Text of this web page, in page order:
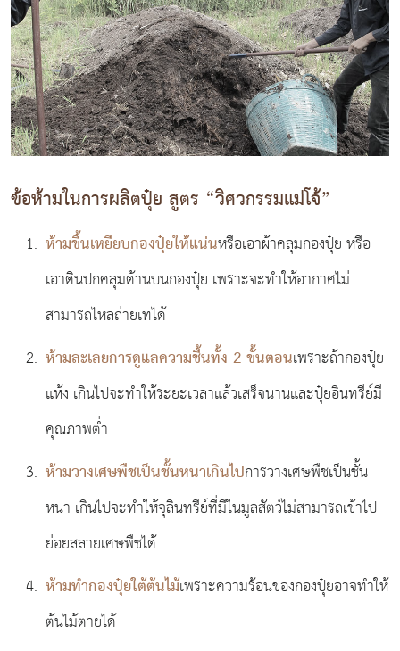
ข้อห้ามในการผลิตปุ๋ย สูตร “วิศวกรรมแม่โจ้”
ห้ามขึ้นเหยียบกองปุ๋ยให้แน่นหรือเอาผ้าคลุมกองปุ๋ย หรือ
เอาดินปกคลุมด้านบนกองปุ๋ย เพราะจะทําให้อากาศไม่
สามารถไหลถ่ายเทได้
ห้ามละเลยการดูแลความชื้นทั้ง 2 ขั้นตอนเพราะถ้ากองปุ๋ย
แห้ง เกินไปจะทําให้ระยะเวลาแล้วเสร็จนานและปุ๋ยอินทรีย์มี
คุณภาพต่ำ
ห้ามวางเศษพืชเป็นชั้นหนาเกินไปการวางเศษพืชเป็นชั้น
หนา เกินไปจะทําให้จุลินทรีย์ที่มีในมูลสัตว์ไม่สามารถเข้าไป
ย่อยสลายเศษพืชได้
ห้ามทํากองปุ๋ยใต้ต้นไม้เพราะความร้อนของกองปุ๋ยอาจทําให้
ต้นไม้ตายได้